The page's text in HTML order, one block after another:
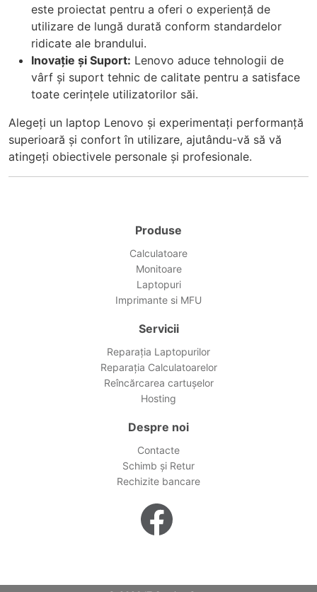
este proiectat pentru a oferi o experiență de
utilizare de lungă durată conform standardelor
ridicate ale brandului.
Inovație și Suport: Lenovo aduce tehnologii de
vârf și suport tehnic de calitate pentru a satisface
toate cerințele utilizatorilor săi.
Alegeți un laptop Lenovo și experimentați performanță
superioară și confort în utilizare, ajutându-vă să vă
atingeți obiectivele personale și profesionale.
Produse
Calculatoare
Monitoare
Laptopuri
Imprimante si MFU
Servicii
Reparația Laptopurilor
Reparația Calculatoarelor
Reîncărcarea cartușelor
Hosting
Despre noi
Contacte
Schimb și Retur
Rechizite bancare